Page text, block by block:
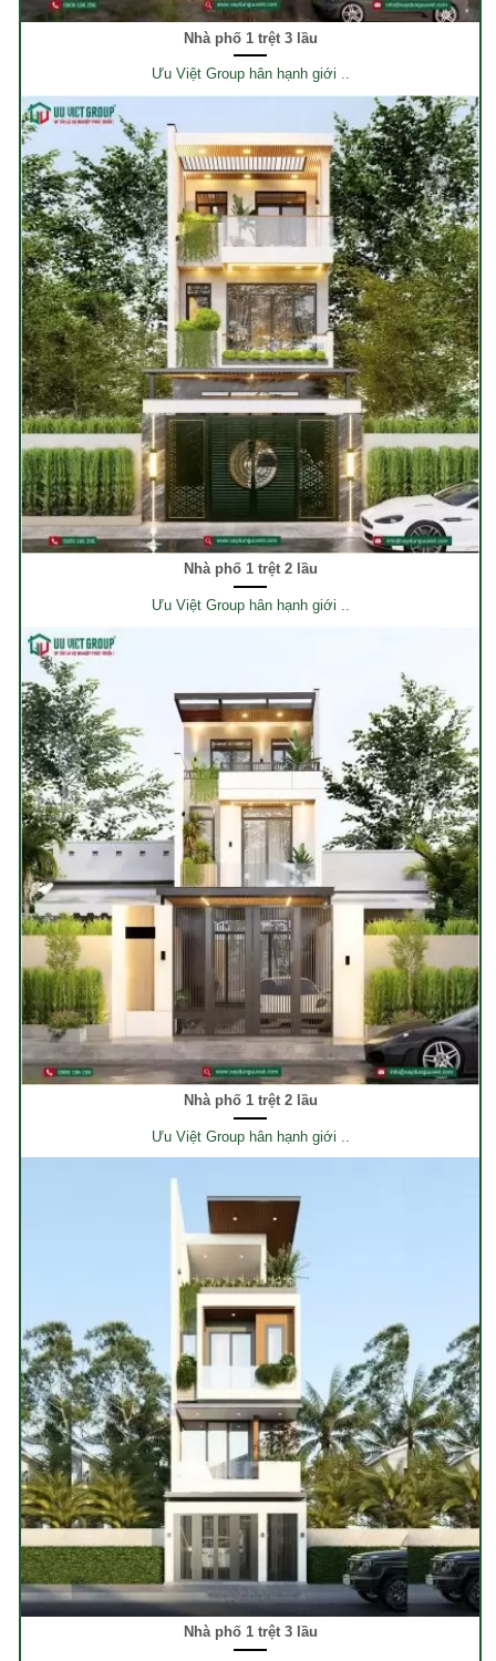
Nhà phố 1 trệt 3 lầu
Ưu Việt Group hân hạnh giới ..
Nhà phố 1 trệt 2 lầu
Ưu Việt Group hân hạnh giới ..
Nhà phố 1 trệt 2 lầu
Ưu Việt Group hân hạnh giới ..
Nhà phố 1 trệt 3 lầu